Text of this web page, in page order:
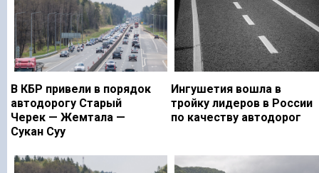
В КБР привели в порядок
автодорогу Старый
Черек — Жемтала —
Сукан Суу
Ингушетия вошла в
тройку лидеров в России
по качеству автодорог